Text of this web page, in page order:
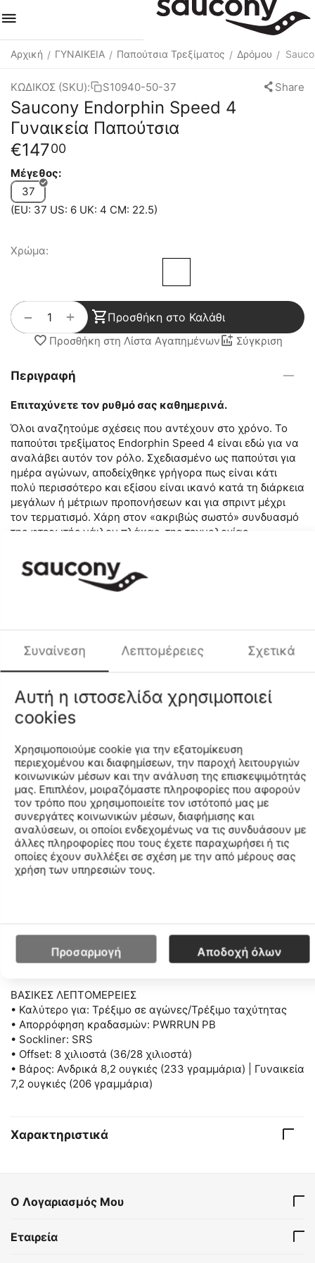
Αρχική / ΓΥΝΑΙΚΕΙΑ / Παπούτσια Τρεξίματος / Δρόμου /
ΚΩΔΙΚΟΣ (SKU): S10940-50-37 Share
Saucony Endorphin Speed 4
Γυναικεία Παπούτσια
€14700
Μέγεθος:
37
(EU: 37 US: 6 UK: 4 CM: 22.5)
Χρώμα:
+
− Προσθήκη στο Καλάθι
Προσθήκη στη Λίστα Αγαπημένων Σύγκριση
Περιγραφή
Επιταχύνετε τον ρυθμό σας καθημερινά.
Όλοι αναζητούμε σχέσεις που αντέχουν στο χρόνο. Το
παπούτσι τρεξίματος Endorphin Speed 4 είναι εδώ για να
αναλάβει αυτόν τον ρόλο. Σχεδιασμένο ως παπούτσι για
ημέρα αγώνων, αποδείχθηκε γρήγορα πως είναι κάτι
πολύ περισσότερο και εξίσου είναι ικανό κατά τη διάρκεια
μεγάλων ή μέτριων προπονήσεων και για σπριντ μέχρι
τον τερματισμό. Χάρη στον «ακριβώς σωστό» συνδυασμό
της φτερωτής νάιλον πλάκας, της τεχνολογίας
αντικραδασμικό παπούτσι τρεξίματος προσφέρει την
τέλεια ισορροπία μεταξύ υποστήριξης, ανάκαμψης και
σ΄αυτόν που το φορά
• Εξωτερική σόλα με δικτυωτό σχεδιασμό
• Δικτυωτή επιφάνεια, που απλώνεται σαν ζώνη στο
πάνω μέρος της επιφάνειας
• Νέα κάλτσα
Χαρακτηριστικά και Πλεονεκτήματα
• Η τεχνολογία κύλισης SPEEDROLL προσφέρει ταχύτητα
χωρίς κόπο και σας προκαλεί σε μία εθιστική κίνηση προς
τα εμπρός
• Μπορείτε να βασιστείτε σ΄αυτό καθημερινά
• Η ενεργειακά αποδοτική τεχνολογία PWRRUN PB
διαθέτει αντικραδασμική προστασία από υπεραφρό, που
ολοκληρώνεται στην πίσω πλευρά
• Ο βελτιωμένος σχεδιασμός έχει πλέγμα λωρίδων κι
ενσωματωμένη γλώσσα για μία εφαρμόσιμη κι ασφαλή
εφαρμογή
προσθήκη συστροφής κι ακαμψίας
• Διατήρηση της ελαστικότητας στο μπροστινό μέρος του
ποδιού.
ΒΑΣΙΚΕΣ ΛΕΠΤΟΜΕΡΕΙΕΣ
• Καλύτερο για: Τρέξιμο σε αγώνες/Τρέξιμο ταχύτητας
• Απορρόφηση κραδασμών: PWRRUN PB
• Sockliner: SRS
• Offset: 8 χιλιοστά (36/28 χιλιοστά)
• Βάρος: Ανδρικά 8,2 ουγκιές (233 γραμμάρια) | Γυναικεία
7,2 ουγκιές (206 γραμμάρια)
Χαρακτηριστικά
Ο Λογαριασμός Μου
Εταιρεία
Συναίνεση Λεπτομέρειες Σχετικά
Αυτή η ιστοσελίδα χρησιμοποιεί
cookies
Χρησιμοποιούμε cookie για την εξατομίκευση
περιεχομένου και διαφημίσεων, την παροχή λειτουργιών
κοινωνικών μέσων και την ανάλυση της επισκεψιμότητάς
μας. Επιπλέον, μοιραζόμαστε πληροφορίες που αφορούν
τον τρόπο που χρησιμοποιείτε τον ιστότοπό μας με
συνεργάτες κοινωνικών μέσων, διαφήμισης και
αναλύσεων, οι οποίοι ενδεχομένως να τις συνδυάσουν με
άλλες πληροφορίες που τους έχετε παραχωρήσει ή τις
οποίες έχουν συλλέξει σε σχέση με την από μέρους σας
χρήση των υπηρεσιών τους.
Προσαρμογή Αποδοχή όλων